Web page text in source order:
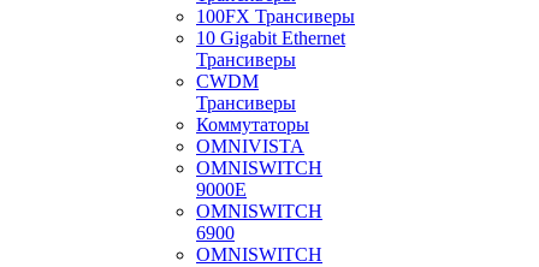
100FX Трансиверы
10 Gigabit Ethernet
Трансиверы
CWDM
Трансиверы
Коммутаторы
OMNIVISTA
OMNISWITCH
9000E
OMNISWITCH
6900
OMNISWITCH